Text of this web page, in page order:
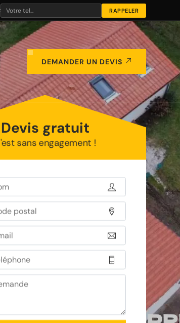
DEMANDER UN DEVIS
Devis gratuit
sans engagement !